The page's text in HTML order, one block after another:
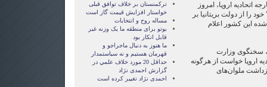
اتحادیه اروپا، امروز
را از دولت بریتانیا بر
این کشور اعلام
سخنگوی وزارت
اروپا خواست از هرگونه
ملوان‌های
ترکمنستان بر خلاف توافق قبلی
خواستار افزایش قیمت گاز است
مساله روح و انتخابات
بوتو برای منطقه ما یک وزنه غیر
قابل انکار بود
ما هنوز به دنبال ماجراجو و
قهرمان هستيم و نه سياستمدار
حداقل 20 مورد خلاف علمي در
گزارش احمدی نژاد
احمدی نژاد تغییر کرده است